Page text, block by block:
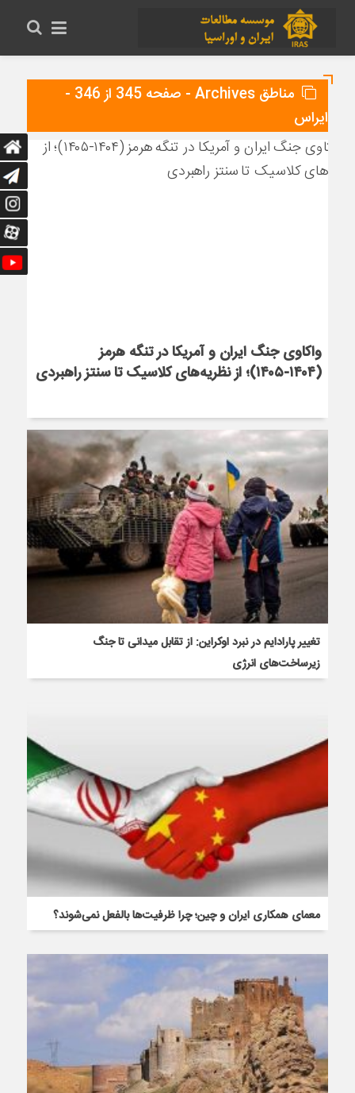
مناطق Archives - صفحه 345 از 346 -
ایراس
واکاوی جنگ ایران و آمریکا در تنگه هرمز
(۱۴۰۴-۱۴۰۵)؛ از نظریه‌های کلاسیک تا سنتز راهبردی
تغییر پارادایم در نبرد اوکراین: از تقابل میدانی تا جنگ
زیرساخت‌های انرژی
معمای همکاری ایران و چین؛ چرا ظرفیت‌ها بالفعل نمی‌شوند؟